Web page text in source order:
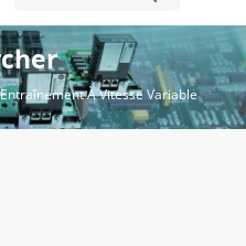
À Vitesse Variable